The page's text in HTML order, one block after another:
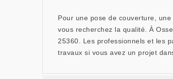
Pour une pose de couverture,
vous recherchez la qualité. À
25360. Les professionnels et les
travaux si vous avez un projet